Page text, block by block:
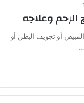
أو تجويف البطن أو